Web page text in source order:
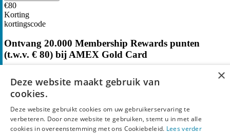
€80
Korting
kortingscode
Ontvang 20.000 Membership Rewards punten
(t.w.v. € 80) bij AMEX Gold Card
×
Deze website maakt gebruik van
cookies.
Deze website gebruikt cookies om uw gebruikerservaring te
verbeteren. Door onze website te gebruiken, stemt u in met alle
cookies in overeenstemming met ons Cookiebeleid. Lees verder